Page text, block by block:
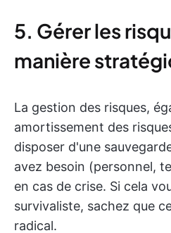
5. Gérer les
manière
La gestion des risques,
amortissement des
disposer d'une
avez besoin (personnel,
en cas de crise. Si cela
survivaliste, sachez que
radical.